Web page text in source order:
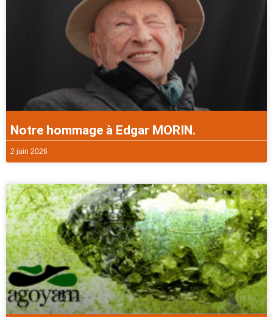
Notre hommage à Edgar MORIN.
2 juin 2026